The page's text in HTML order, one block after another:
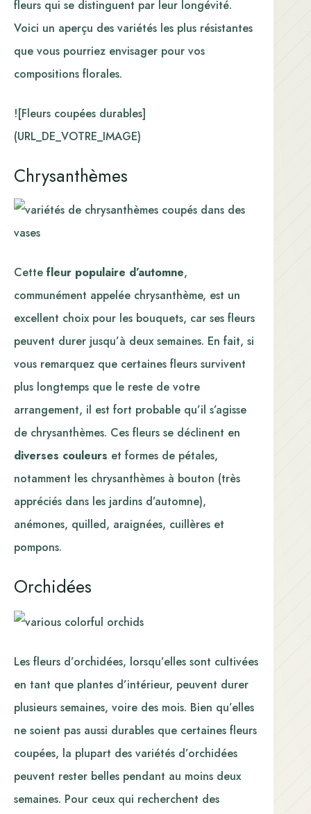
fleurs qui se distinguent par leur longévité.
Voici un aperçu des variétés les plus résistantes
que vous pourriez envisager pour vos
compositions florales.
![Fleurs coupées durables]
(URL_DE_VOTRE_IMAGE)
Chrysanthèmes
Cette fleur populaire d’automne,
communément appelée chrysanthème, est un
excellent choix pour les bouquets, car ses fleurs
peuvent durer jusqu’à deux semaines. En fait, si
vous remarquez que certaines fleurs survivent
plus longtemps que le reste de votre
arrangement, il est fort probable qu’il s’agisse
de chrysanthèmes. Ces fleurs se déclinent en
diverses couleurs et formes de pétales,
notamment les chrysanthèmes à bouton (très
appréciés dans les jardins d’automne),
anémones, quilled, araignées, cuillères et
pompons.
Orchidées
Les fleurs d’orchidées, lorsqu’elles sont cultivées
en tant que plantes d’intérieur, peuvent durer
plusieurs semaines, voire des mois. Bien qu’elles
ne soient pas aussi durables que certaines fleurs
coupées, la plupart des variétés d’orchidées
peuvent rester belles pendant au moins deux
semaines. Pour ceux qui recherchent des